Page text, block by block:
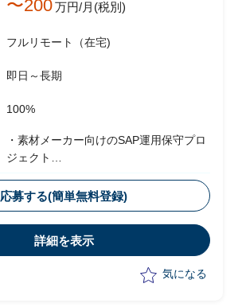
〜200万円/月(税別)
フルリモート（在宅)
即日～長期
100%
・素材メーカー向けのSAP運用保守プロ
ジェクト
・運用に伴うスコープ拡大として、現状
は以下の業務を実施予定
-顧客フェイシングにおける要件整理
-若手社員への指導
応募する(簡単無料登録)
詳細を表示
気になる